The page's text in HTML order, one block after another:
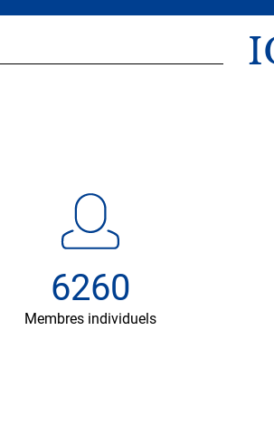
6260
Membres individuels